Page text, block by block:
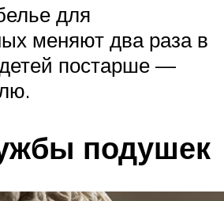
для
меняют два раза в
постарше —
подушек